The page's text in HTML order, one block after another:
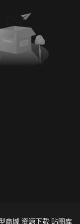
商城 资源下载 贴图库